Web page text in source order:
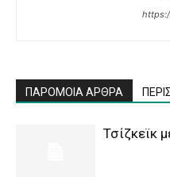
ΠΑΡΟΜΟΙΑ ΑΡΘΡΑ
Τσίζκεϊκ